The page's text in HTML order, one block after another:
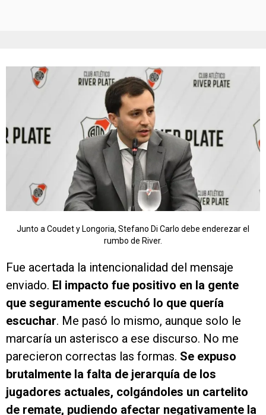
Junto a Coudet y Longoria, Stefano Di Carlo debe enderezar el
rumbo de River.
Fue acertada la intencionalidad del mensaje
enviado. El impacto fue positivo en la gente
que seguramente escuchó lo que quería
escuchar. Me pasó lo mismo, aunque solo le
marcaría un asterisco a ese discurso. No me
parecieron correctas las formas. Se expuso
brutalmente la falta de jerarquía de los
jugadores actuales, colgándoles un cartelito
de remate, pudiendo afectar negativamente la